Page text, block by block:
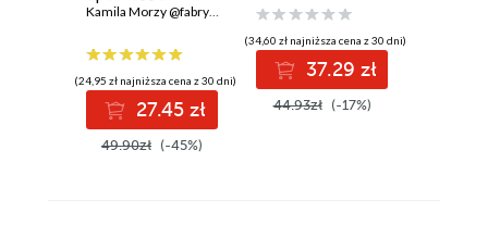
przemocy,
Kamila Morzy @fabrykagrozy
(24,95 zł najniższa cena z 30 dni)
27.45 zł
49.90zł (-45%)
(34,60 zł najniższa cena z 30 dni)
37.29 zł
44.93zł (-17%)